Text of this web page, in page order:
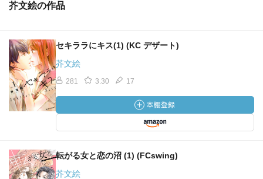
芥文絵の作品
セキララにキス(1) (KC デザート)
芥文絵
281 3.30 17
転がる女と恋の沼 (1) (FCswing)
芥文絵